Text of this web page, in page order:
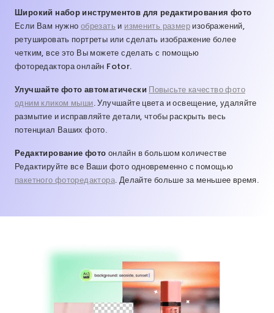
Широкий набор инструментов для редактирования фото
Если Вам нужно обрезать и изменить размер изображений,
ретушировать портреты или сделать изображение более
четким, все это Вы можете сделать с помощью
фоторедактора онлайн Fotor.
Улучшайте фото автоматически Повысьте качество фото
одним кликом мыши. Улучшайте цвета и освещение, удаляйте
размытие и исправляйте детали, чтобы раскрыть весь
потенциал Ваших фото.
Редактирование фото онлайн в большом количестве
Редактируйте все Ваши фото одновременно с помощью
пакетного фоторедактора. Делайте больше за меньшее время.